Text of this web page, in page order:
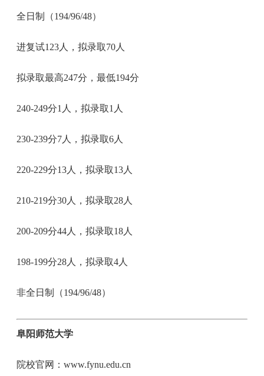
全日制（194/96/48）
进复试123人，拟录取70人
拟录取最高247分，最低194分
240-249分1人，拟录取1人
230-239分7人，拟录取6人
220-229分13人，拟录取13人
210-219分30人，拟录取28人
200-209分44人，拟录取18人
198-199分28人，拟录取4人
非全日制（194/96/48）
阜阳师范大学
院校官网：www.fynu.edu.cn